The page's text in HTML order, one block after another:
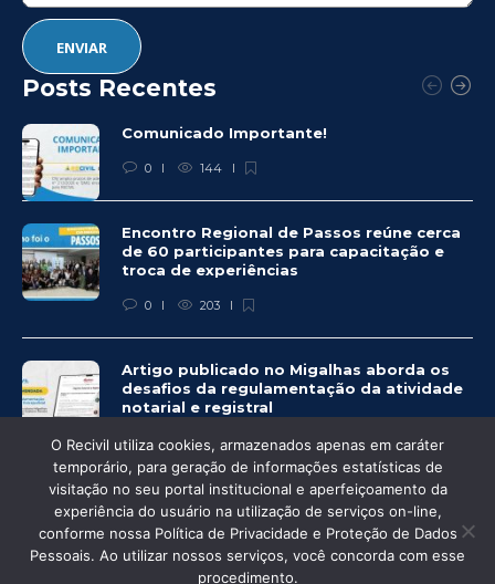
Posts Recentes
Comunicado Importante!
0 144
Encontro Regional de Passos reúne cerca
de 60 participantes para capacitação e
troca de experiências
0 203
Artigo publicado no Migalhas aborda os
desafios da regulamentação da atividade
notarial e registral
0 459
© Recivil 2020 – Todos os direitos reservados.
O Recivil utiliza cookies, armazenados apenas em caráter
temporário, para geração de informações estatísticas de
visitação no seu portal institucional e aperfeiçoamento da
experiência do usuário na utilização de serviços on-line,
conforme nossa Política de Privacidade e Proteção de Dados
Pessoais. Ao utilizar nossos serviços, você concorda com esse
procedimento.